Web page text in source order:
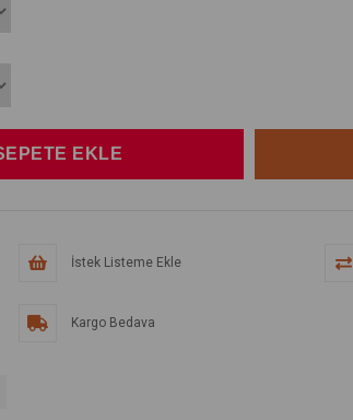
İstek Listeme Ekle
Kargo Bedava